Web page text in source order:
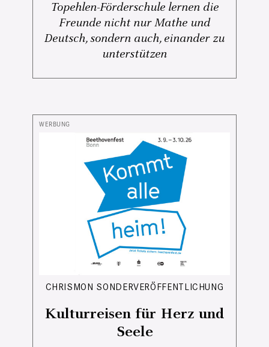
Topehlen-Förderschule lernen die
Freunde nicht nur Mathe und
Deutsch, sondern auch, einander zu
unterstützen
CHRISMON SONDERVERÖFFENTLICHUNG
Kulturreisen für Herz und
Seele